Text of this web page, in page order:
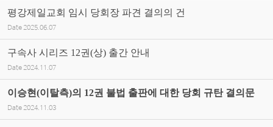
평강제일교회 임시 당회장 파견 결의의 건
Date 2025.06.07
구속사 시리즈 12권(상) 출간 안내
Date 2024.11.07
이승현(이탈측)의 12권 불법 출판에 대한 당회 규탄 결의문
Date 2024.11.03